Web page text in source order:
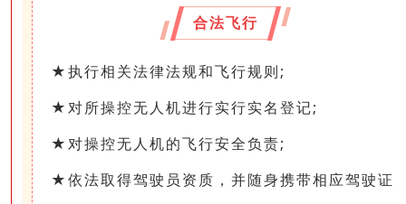
合法飞行
★执行相关法律法规和飞行规则;
★对所操控无人机进行实行实名登记;
★对操控无人机的飞行安全负责;
★依法取得驾驶员资质，并随身携带相应驾驶证